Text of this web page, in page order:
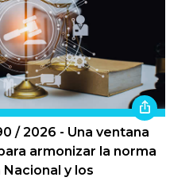
/ 2026 - Una ventana
armonizar la norma
y los